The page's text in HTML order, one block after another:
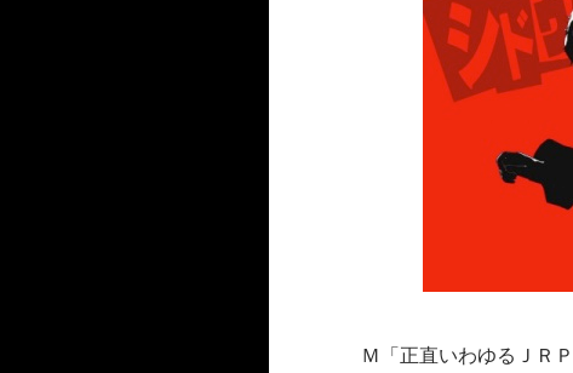
Ｍ「正直いわゆるＪＲ